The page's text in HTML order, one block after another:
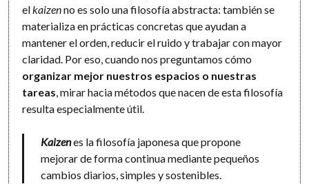
el kaizenno es solo una filosofía abstracta: también se
materializa en prácticas concretas que ayudan a
mantener el orden, reducir el ruido y trabajar con mayor
claridad. Por eso, cuando nos preguntamos cómo
organizar mejor nuestros espacios o nuestras
tareas , mirar hacia métodos que nacen de esta filosofía
resulta especialmente útil.
Kaizenes la filosofía japonesa que propone
mejorar de forma continua mediante pequeños
cambios diarios, simples y sostenibles.